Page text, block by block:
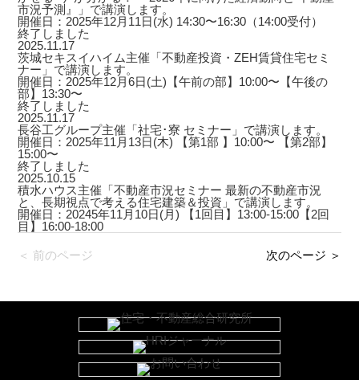
市況予測』」で講演します。
開催日：2025年12月11日(水) 14:30〜16:30（14:00受付）
終了しました
2025.11.17
茨城セキスイハイム主催「不動産投資・ZEH賃貸住宅セミ
ナー」で講演します。
開催日：2025年12月6日(土)【午前の部】10:00〜【午後の
部】13:30〜
終了しました
2025.11.17
長谷工グループ主催「社宅･寮 セミナー」で講演します。
開催日：2025年11月13日(木) 【第1部 】10:00〜 【第2部】
15:00〜
終了しました
2025.10.15
積水ハウス主催「不動産市況セミナー 最新の不動産市況
と、長期視点で考える住宅建築＆投資」で講演します。
開催日：20245年11月10日(月) 【1回目】13:00-15:00【2回
目】16:00-18:00
＜ 前のページ 次のページ ＞